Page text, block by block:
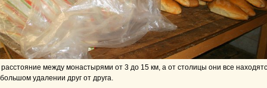
между монастырями от 3 до 15 км, а от столицы они все
удалении друг от друга.